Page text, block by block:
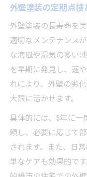
外壁塗装の定期点
外壁塗装の長寿命を
適切なメンテナンス
な海風や湿気の多い
を早期に発見し、速
れにより、外壁の劣
大限に活かせます。
具体的には、5年に
頼し、必要に応じて
されます。また、日
単なケアも効果的で